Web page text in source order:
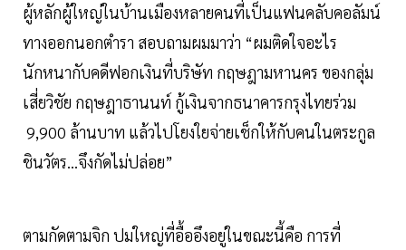
ผู้หลักผู้ใหญ่ในบ้านเมืองหลายคนที่เป็นแฟนคลับคอลัมน์
ทางออกนอกตำรา สอบถามผมมาว่า “ผมติดใจอะไร
นักหนากับคดีฟอกเงินที่บริษัท กฤษฎามหานคร ของกลุ่ม
เสี่ยวิชัย กฤษฎาธานนท์ กู้เงินจากธนาคารกรุงไทยร่วม
9,900 ล้านบาท แล้วไปโยงใยจ่ายเช็กให้กับคนในตระกูล
ชินวัตร...จึงกัดไม่ปล่อย”
ตามกัดตามจิก ปมใหญ่ที่อื้ออึงอยู่ในขณะนี้คือ การที่